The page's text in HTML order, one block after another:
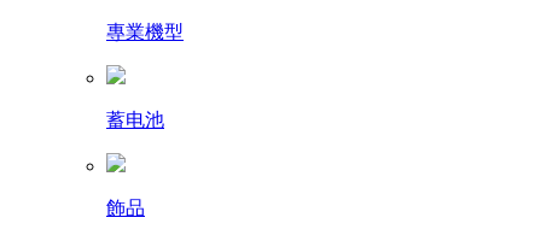
專業機型
蓄电池
飾品